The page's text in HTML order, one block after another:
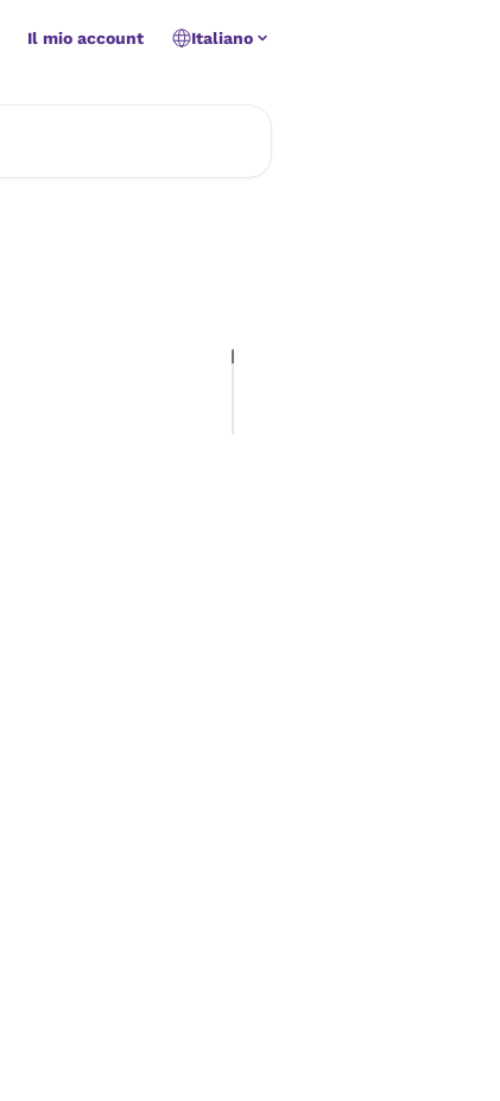
Il mio account Italiano